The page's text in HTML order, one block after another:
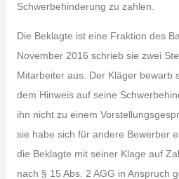
Schwerbehinderung zu zahlen.
Die Beklagte ist eine Fraktion des
November 2016 schrieb sie zwei
Mitarbeiter aus. Der Kläger bewarb
dem Hinweis auf seine
ihn nicht zu einem
sie habe sich für andere Bewerber
die Beklagte mit seiner Klage auf
nach § 15 Abs. 2 AGG in Anspruch